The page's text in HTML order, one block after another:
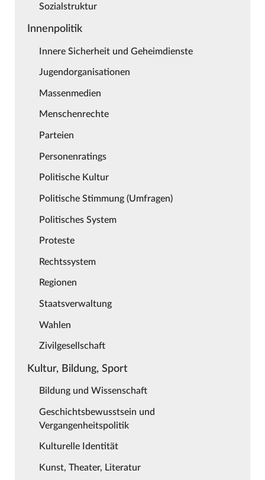
Sozialstruktur
Innenpolitik
Innere Sicherheit und Geheimdienste
Jugendorganisationen
Massenmedien
Menschenrechte
Parteien
Personenratings
Politische Kultur
Politische Stimmung (Umfragen)
Politisches System
Proteste
Rechtssystem
Regionen
Staatsverwaltung
Wahlen
Zivilgesellschaft
Kultur, Bildung, Sport
Bildung und Wissenschaft
Geschichtsbewusstsein und
Vergangenheitspolitik
Kulturelle Identität
Kunst, Theater, Literatur